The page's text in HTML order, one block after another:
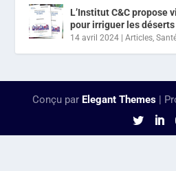
L’Institut C&C propose
pour irriguer les
14 avril 2024 |Articles,
Conçu par Elegant Themes|